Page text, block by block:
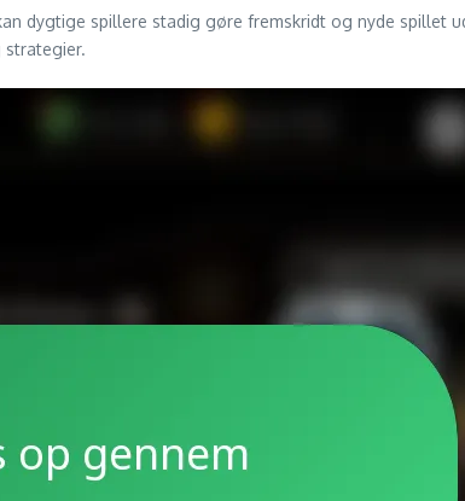
dygtige spillere stadig gøre fremskridt og nyde spillet